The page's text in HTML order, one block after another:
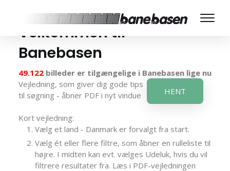
Velkommen til
Banebasen
49.122 billeder er tilgængelige i Banebasen lige nu
Vejledning, som giver dig gode tips
til søgning - åbner PDF i nyt vindue
HENT
Kort vejledning:
Vælg et land - Danmark er forvalgt fra start.
Vælg ét eller flere filtre, som åbner en rulleliste til
højre. I midten kan evt. vælges Udeluk, hvis du vil
filtrere resultater fra. Læs i PDF-vejledningen